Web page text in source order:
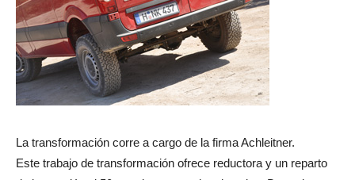
La transformación corre a cargo de la firma Achleitner.
Este trabajo de transformación ofrece reductora y un reparto